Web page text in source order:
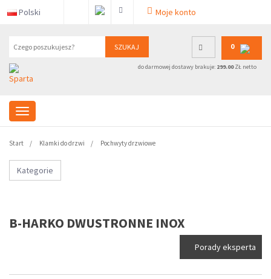
Polski Moje konto
SZUKAJ 0
do darmowej dostawy brakuje: 299.00ZŁ netto
Start Klamki do drzwi Pochwyty drzwiowe
Kategorie
B-HARKO DWUSTRONNE INOX
Porady eksperta